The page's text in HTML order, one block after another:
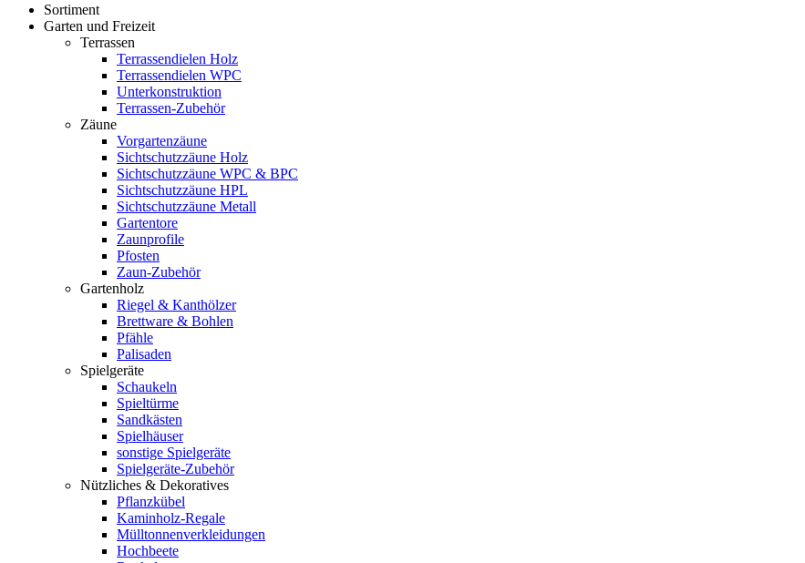
Sortiment
Garten und Freizeit
Terrassen
Terrassendielen Holz
Terrassendielen WPC
Unterkonstruktion
Terrassen-Zubehör
Zäune
Vorgartenzäune
Sichtschutzzäune Holz
Sichtschutzzäune WPC & BPC
Sichtschutzzäune HPL
Sichtschutzzäune Metall
Gartentore
Zaunprofile
Pfosten
Zaun-Zubehör
Gartenholz
Riegel & Kanthölzer
Brettware & Bohlen
Pfähle
Palisaden
Spielgeräte
Schaukeln
Spieltürme
Sandkästen
Spielhäuser
sonstige Spielgeräte
Spielgeräte-Zubehör
Nützliches & Dekoratives
Pflanzkübel
Kaminholz-Regale
Mülltonnenverkleidungen
Hochbeete